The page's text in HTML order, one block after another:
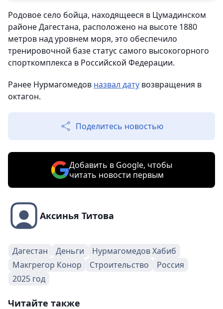
Родовое село бойца, находящееся в Цумадинском
районе Дагестана, расположено на высоте 1880
метров над уровнем моря, это обеспечило
тренировочной базе статус самого высокогорного
спорткомплекса в Российской Федерации.
Ранее Нурмагомедов назвал дату возвращения в
октагон.
Поделитесь новостью
Добавить в Google, чтобы
читать новости первым
Аксинья Титова
Дагестан Деньги
Нурмагомедов Хабиб
Макгрегор Конор
Строительство
Россия
2025 год
Читайте также